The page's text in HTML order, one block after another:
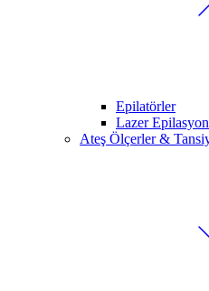
Epilatörler
Lazer
Ateş Ölçerler &